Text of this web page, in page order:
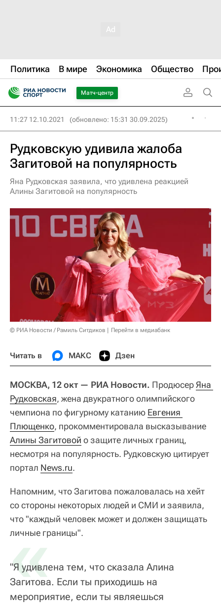
Политика В мире Экономика Общество
Матч-центр
11:27 12.10.2021 (обновлено: 15:31 30.09.2025)
Рудковскую удивила жалоба
Загитовой на популярность
Яна Рудковская заявила, что удивлена реакцией
Алины Загитовой на популярность
© РИА Новости / Рамиль Ситдиков Перейти в медиабанк
Читать в МАКС Дзен
МОСКВА, 12 окт — РИА Новости. Продюсер Яна
Рудковская, жена двукратного олимпийского
чемпиона по фигурному катанию Евгения
Плющенко, прокомментировала высказывание
Алины Загитовой о защите личных границ,
несмотря на популярность. Рудковскую цитирует
портал News.ru.
Напомним, что Загитова пожаловалась на хейт
со стороны некоторых людей и СМИ и заявила,
что "каждый человек может и должен защищать
личные границы".
«
"Я удивлена тем, что сказала Алина
Загитова. Если ты приходишь на
мероприятие, если ты являешься